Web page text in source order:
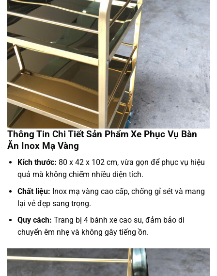
Thông Tin Chi Tiết Sản Phẩm Xe Phục Vụ Bàn
Ăn Inox Mạ Vàng
Kích thước: 80 x 42 x 102 cm, vừa gọn để phục vụ hiệu
quả mà không chiếm nhiều diện tích.
Chất liệu: Inox mạ vàng cao cấp, chống gỉ sét và mang
lại vẻ đẹp sang trọng.
Quy cách: Trang bị 4 bánh xe cao su, đảm bảo di
chuyển êm nhẹ và không gây tiếng ồn.